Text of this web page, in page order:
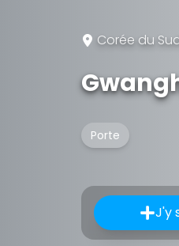
Corée du
Porte
J'y